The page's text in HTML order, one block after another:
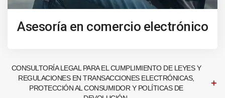
Asesoría en comercio electrónico
CONSULTORÍA LEGAL PARA EL CUMPLIMIENTO DE LEYES Y
REGULACIONES EN TRANSACCIONES ELECTRÓNICAS,
PROTECCIÓN AL CONSUMIDOR Y POLÍTICAS DE